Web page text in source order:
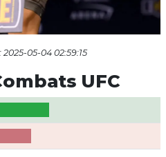
05-04 02:59:15
UFC